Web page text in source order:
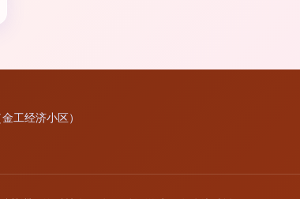
工经济小区）